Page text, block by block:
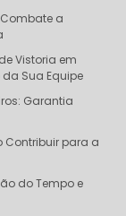
a
Vistoria em
Sua Equipe
Garantia
Contribuir para a
do Tempo e